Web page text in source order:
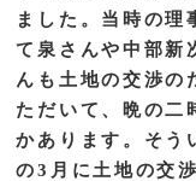
ました。当時の理
て泉さんや中部新
んも土地の交渉の
ただいて、晩の二
かあります。そう
の3月に土地の交